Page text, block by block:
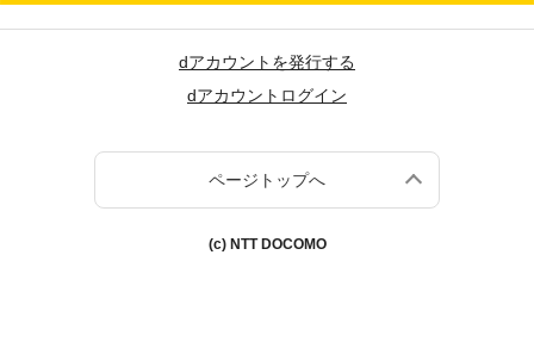
dアカウントを発行する
dアカウントログイン
ページトップへ
(c) NTT DOCOMO